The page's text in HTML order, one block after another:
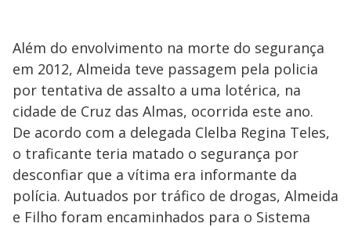
Além do envolvimento na morte do segurança
em 2012, Almeida teve passagem pela policia
por tentativa de assalto a uma lotérica, na
cidade de Cruz das Almas, ocorrida este ano.
De acordo com a delegada Clelba Regina Teles,
o traficante teria matado o segurança por
desconfiar que a vítima era informante da
polícia. Autuados por tráfico de drogas, Almeida
e Filho foram encaminhados para o Sistema